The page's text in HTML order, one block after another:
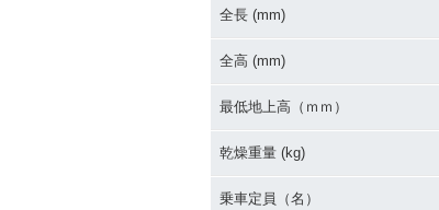
全長 (mm)
全高 (mm)
最低地上高（ｍｍ）
乾燥重量 (kg)
乗車定員（名）